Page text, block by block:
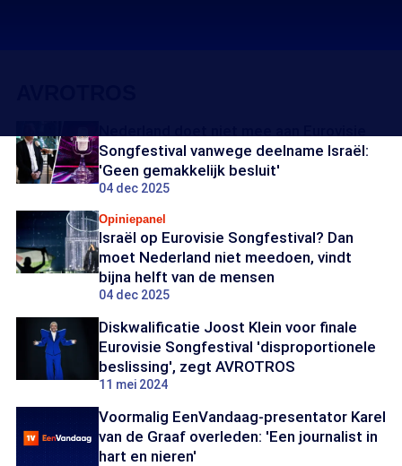
Songfestival vanwege deelname Israël:
'Geen gemakkelijk besluit'
04 dec 2025
Opiniepanel
Israël op Eurovisie Songfestival? Dan
moet Nederland niet meedoen, vindt
bijna helft van de mensen
04 dec 2025
Diskwalificatie Joost Klein voor finale
Eurovisie Songfestival 'disproportionele
beslissing', zegt AVROTROS
11 mei 2024
Voormalig EenVandaag-presentator Karel
van de Graaf overleden: 'Een journalist in
hart en nieren'